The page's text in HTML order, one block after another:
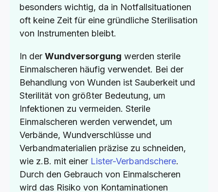
besonders wichtig, da in Notfallsituationen
oft keine Zeit für eine gründliche Sterilisation
von Instrumenten bleibt.
In der Wundversorgung werden sterile
Einmalscheren häufig verwendet. Bei der
Behandlung von Wunden ist Sauberkeit und
Sterilität von größter Bedeutung, um
Infektionen zu vermeiden. Sterile
Einmalscheren werden verwendet, um
Verbände, Wundverschlüsse und
Verbandmaterialien präzise zu schneiden,
wie z.B. mit einer Lister-Verbandschere.
Durch den Gebrauch von Einmalscheren
wird das Risiko von Kontaminationen